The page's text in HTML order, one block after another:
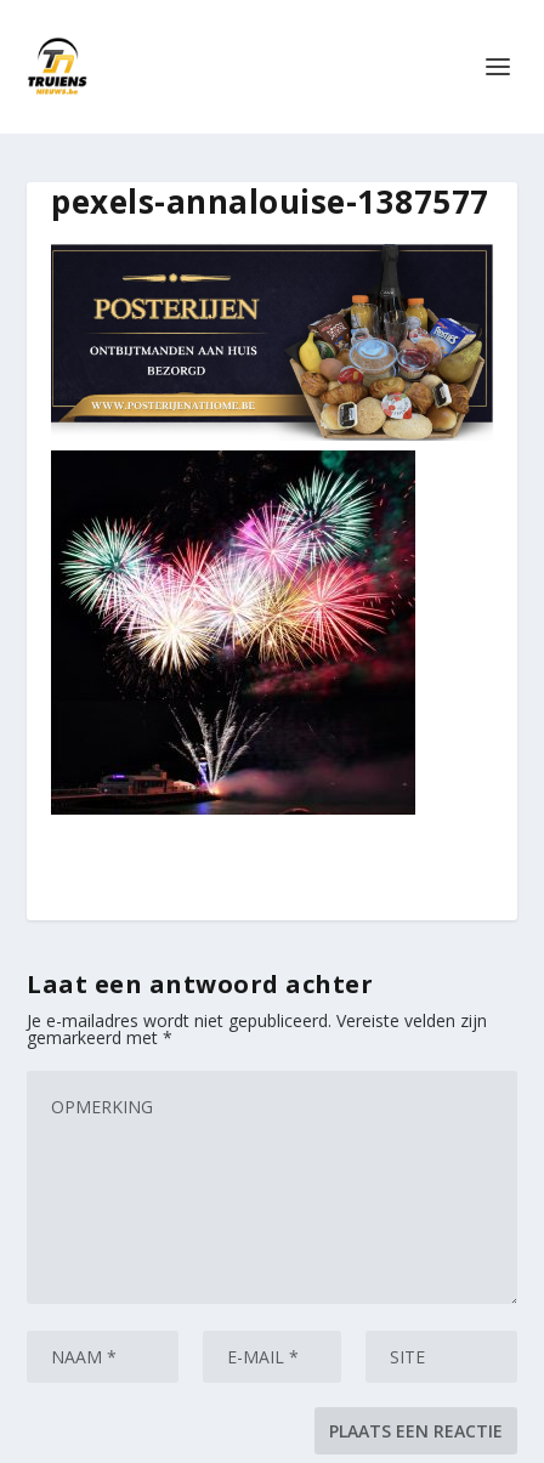
pexels-annalouise-1387577
Laat een antwoord achter
Je e-mailadres wordt niet gepubliceerd. Vereiste velden zijn
gemarkeerd met*